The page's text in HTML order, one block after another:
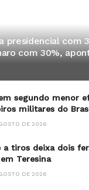
presidencial com
com 30%,
segundo menor
militares do
DE 2026
a tiros deixa dois
Teresina
DE 2026